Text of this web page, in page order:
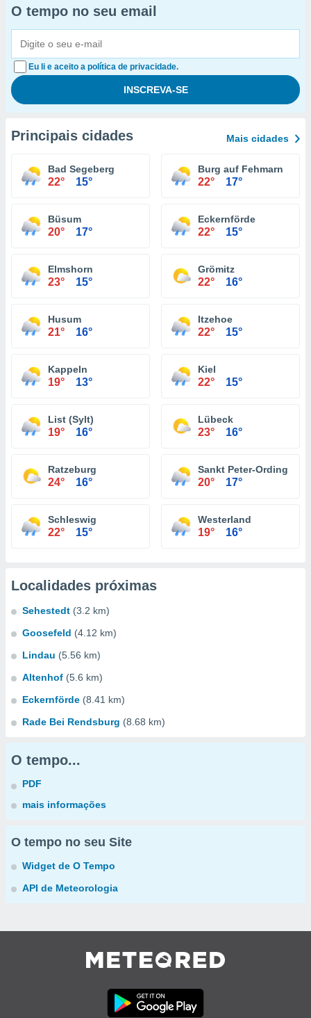
O tempo no seu email
Eu li e aceito a política de privacidade.
Principais cidades Mais cidades
Bad Segeberg
22° 15°
Burg auf Fehmarn
22° 17°
Büsum
20° 17°
Eckernförde
22° 15°
Elmshorn
23° 15°
Grömitz
22° 16°
Husum
21° 16°
Itzehoe
22° 15°
Kappeln
19° 13°
Kiel
22° 15°
List (Sylt)
19° 16°
Lübeck
23° 16°
Ratzeburg
24° 16°
Sankt Peter-Ording
20° 17°
Schleswig
22° 15°
Westerland
19° 16°
Localidades próximas
Sehestedt (3.2 km)
Goosefeld (4.12 km)
Lindau (5.56 km)
Altenhof (5.6 km)
Eckernförde (8.41 km)
Rade Bei Rendsburg (8.68 km)
O tempo...
PDF
mais informações
O tempo no seu Site
Widget de O Tempo
API de Meteorologia